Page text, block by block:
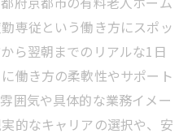
専従という働き方にスポッ
ら翌朝までのリアルな1日
働き方の柔軟性やサポート
囲気や具体的な業務イメー
的なキャリアの選択や、安